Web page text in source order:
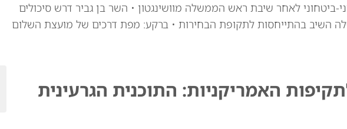
ביטחוני לאחר שיבת ראש הממשלה מוושינגטון • השר בן גביר דרש סיכולים
השיב בהתייחסות לתקופת הבחירות • ברקע: מפת דרכים של מועצת השלום
האמריקניות: התוכנית הגרעינית